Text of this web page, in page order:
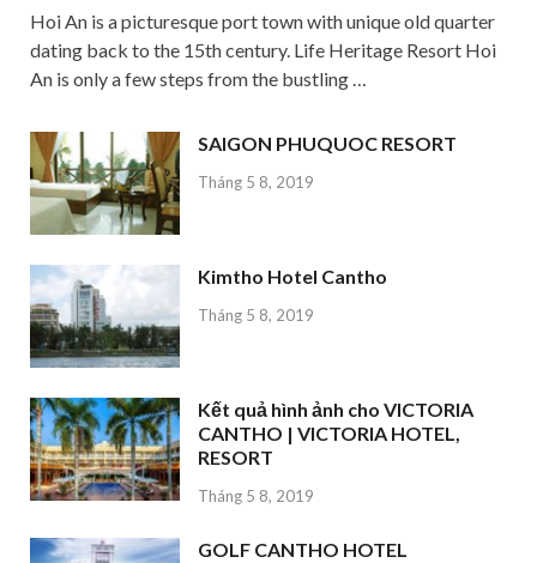
Hoi An is a picturesque port town with unique old quarter
dating back to the 15th century. Life Heritage Resort Hoi
An is only a few steps from the bustling …
SAIGON PHUQUOC RESORT
Tháng 5 8, 2019
Kimtho Hotel Cantho
Tháng 5 8, 2019
Kết quả hình ảnh cho VICTORIA
CANTHO | VICTORIA HOTEL,
RESORT
Tháng 5 8, 2019
GOLF CANTHO HOTEL